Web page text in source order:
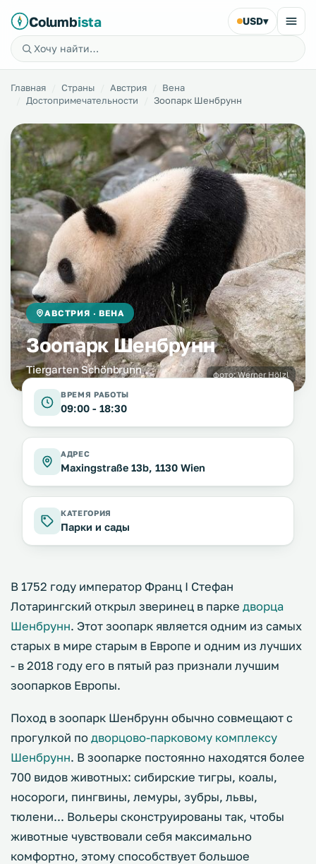
Columbista USD▾
Главная Страны Австрия
Вена
Достопримечательности
Зоопарк Шенбрунн
АВСТРИЯ · ВЕНА
Зоопарк Шенбрунн
Tiergarten Schönbrunn фото:Werner Hölzl
ВРЕМЯ РАБОТЫ
09:00 - 18:30
АДРЕС
Maxingstraße 13b, 1130 Wien
КАТЕГОРИЯ
Парки и сады
В 1752 году император Франц I Стефан
Лотарингский открыл зверинец в парке дворца
Шенбрунн. Этот зоопарк является одним из самых
старых в мире старым в Европе и одним из лучших
- в 2018 году его в пятый раз признали лучшим
зоопарков Европы.
Поход в зоопарк Шенбрунн обычно совмещают с
прогулкой по дворцово-парковому комплексу
Шенбрунн. В зоопарке постоянно находятся более
700 видов животных: сибирские тигры, коалы,
носороги, пингвины, лемуры, зубры, львы,
тюлени... Вольеры сконструированы так, чтобы
животные чувствовали себя максимально
комфортно, этому способствует большое